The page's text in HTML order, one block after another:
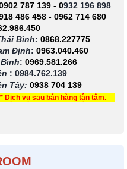
787 139- 0932 196 898
486 458 - 0962 714 680
Bình: 0868.227775
Định: 0963.040.460
: 0969.581.266
: 0984.762.139
Tây: 0938 704 139
vụ sau bán hàng tận tâm.